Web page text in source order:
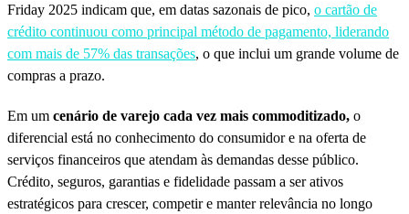
Friday 2025 indicam que, em datas sazonais de pico, o cartão de
crédito continuou como principal método de pagamento, liderando
com mais de 57% das transações, o que inclui um grande volume de
compras a prazo.
Em um cenário de varejo cada vez mais commoditizado, o
diferencial está no conhecimento do consumidor e na oferta de
serviços financeiros que atendam às demandas desse público.
Crédito, seguros, garantias e fidelidade passam a ser ativos
estratégicos para crescer, competir e manter relevância no longo